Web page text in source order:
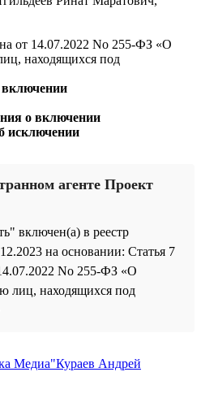
от 14.07.2022 No 255-ФЗ «О
находящихся под
о включении
исключении
агенте Проект
включен(а) в реестр
на основании: Статья 7
No 255-ФЗ «О
лиц, находящихся под
Медиа"Кураев Андрей